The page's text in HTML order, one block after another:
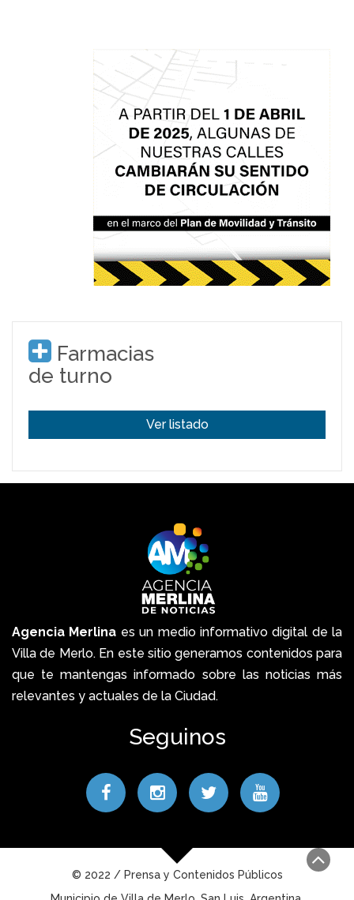
Farmacias
de turno
Ver listado
Agencia Merlina es un medio informativo digital de la
Villa de Merlo. En este sitio generamos contenidos para
que te mantengas informado sobre las noticias más
relevantes y actuales de la Ciudad.
Seguinos
© 2022 / Prensa y Contenidos Públicos